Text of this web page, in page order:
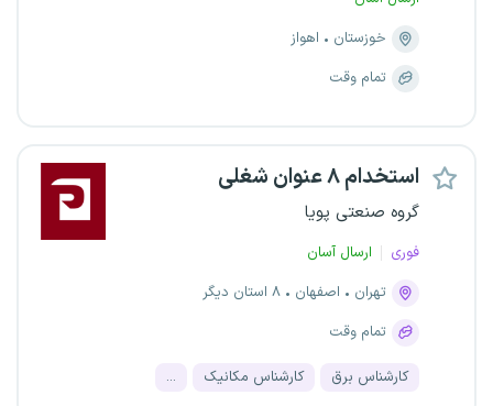
خوزستان
اهواز
تمام وقت
استخدام ۸ عنوان شغلی
گروه صنعتی پویا
فوری
ارسال آسان
تهران
اصفهان
۸ استان دیگر
تمام وقت
کارشناس برق کارشناس مکانیک ...